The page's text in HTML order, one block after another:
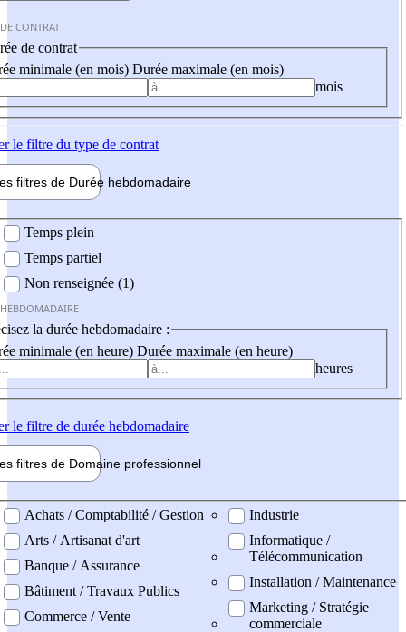
CONTRAT
de contrat
minimale (en mois) Durée maximale (en mois)
mois
le filtre du type de contrat
filtres de Durée hebdomadaire
Temps plein
Temps partiel
Non renseignée (1)
la durée hebdomadaire :
minimale (en heure) Durée maximale (en heure)
heures
le filtre de durée hebdomadaire
filtres de Domaine professionnel
professionel
Achats / Comptabilité / Gestion
Arts / Artisanat d'art
Banque / Assurance
Bâtiment / Travaux Publics
Commerce / Vente
Industrie
Informatique /
Télécommunication
Installation / Maintenance
Marketing / Stratégie
commerciale